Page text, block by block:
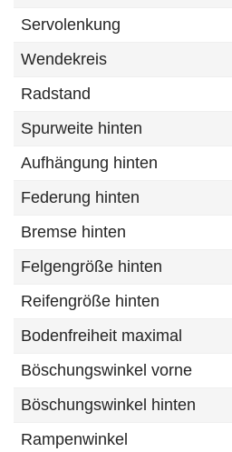
Servolenkung
Wendekreis
Radstand
Spurweite hinten
Aufhängung hinten
Federung hinten
Bremse hinten
Felgengröße hinten
Reifengröße hinten
Bodenfreiheit maximal
Böschungswinkel vorne
Böschungswinkel hinten
Rampenwinkel